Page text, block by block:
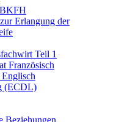
Erlangung der
Teil 1
Französisch
(ECDL)
Beziehungen